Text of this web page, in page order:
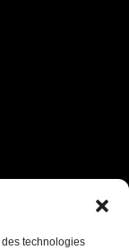
technologies